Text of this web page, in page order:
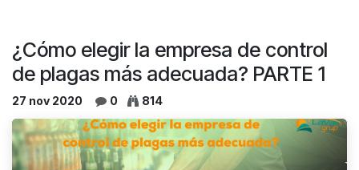
¿Cómo elegir la empresa de control
de plagas más adecuada? PARTE 1
27 nov 2020 0 814